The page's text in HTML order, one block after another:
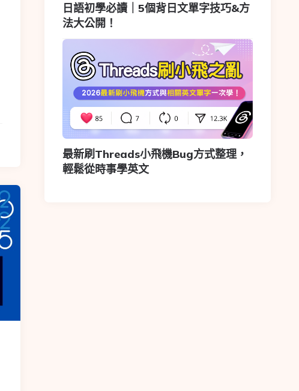
日語初學必讀｜5個背日文單字技巧&方
法大公開！
最新刷Threads小飛機Bug方式整理，
輕鬆從時事學英文